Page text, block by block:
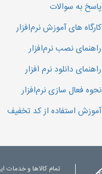
پاسخ به سوالات
کارگاه های آموزش نرم‌افزار
راهنمای نصب نرم‌افزار
راهنمای دانلود نرم افزار
نحوه فعال سازی نرم‌افزار
آموزش استفاده از کد تخفیف
تمام کالاها و خدمات